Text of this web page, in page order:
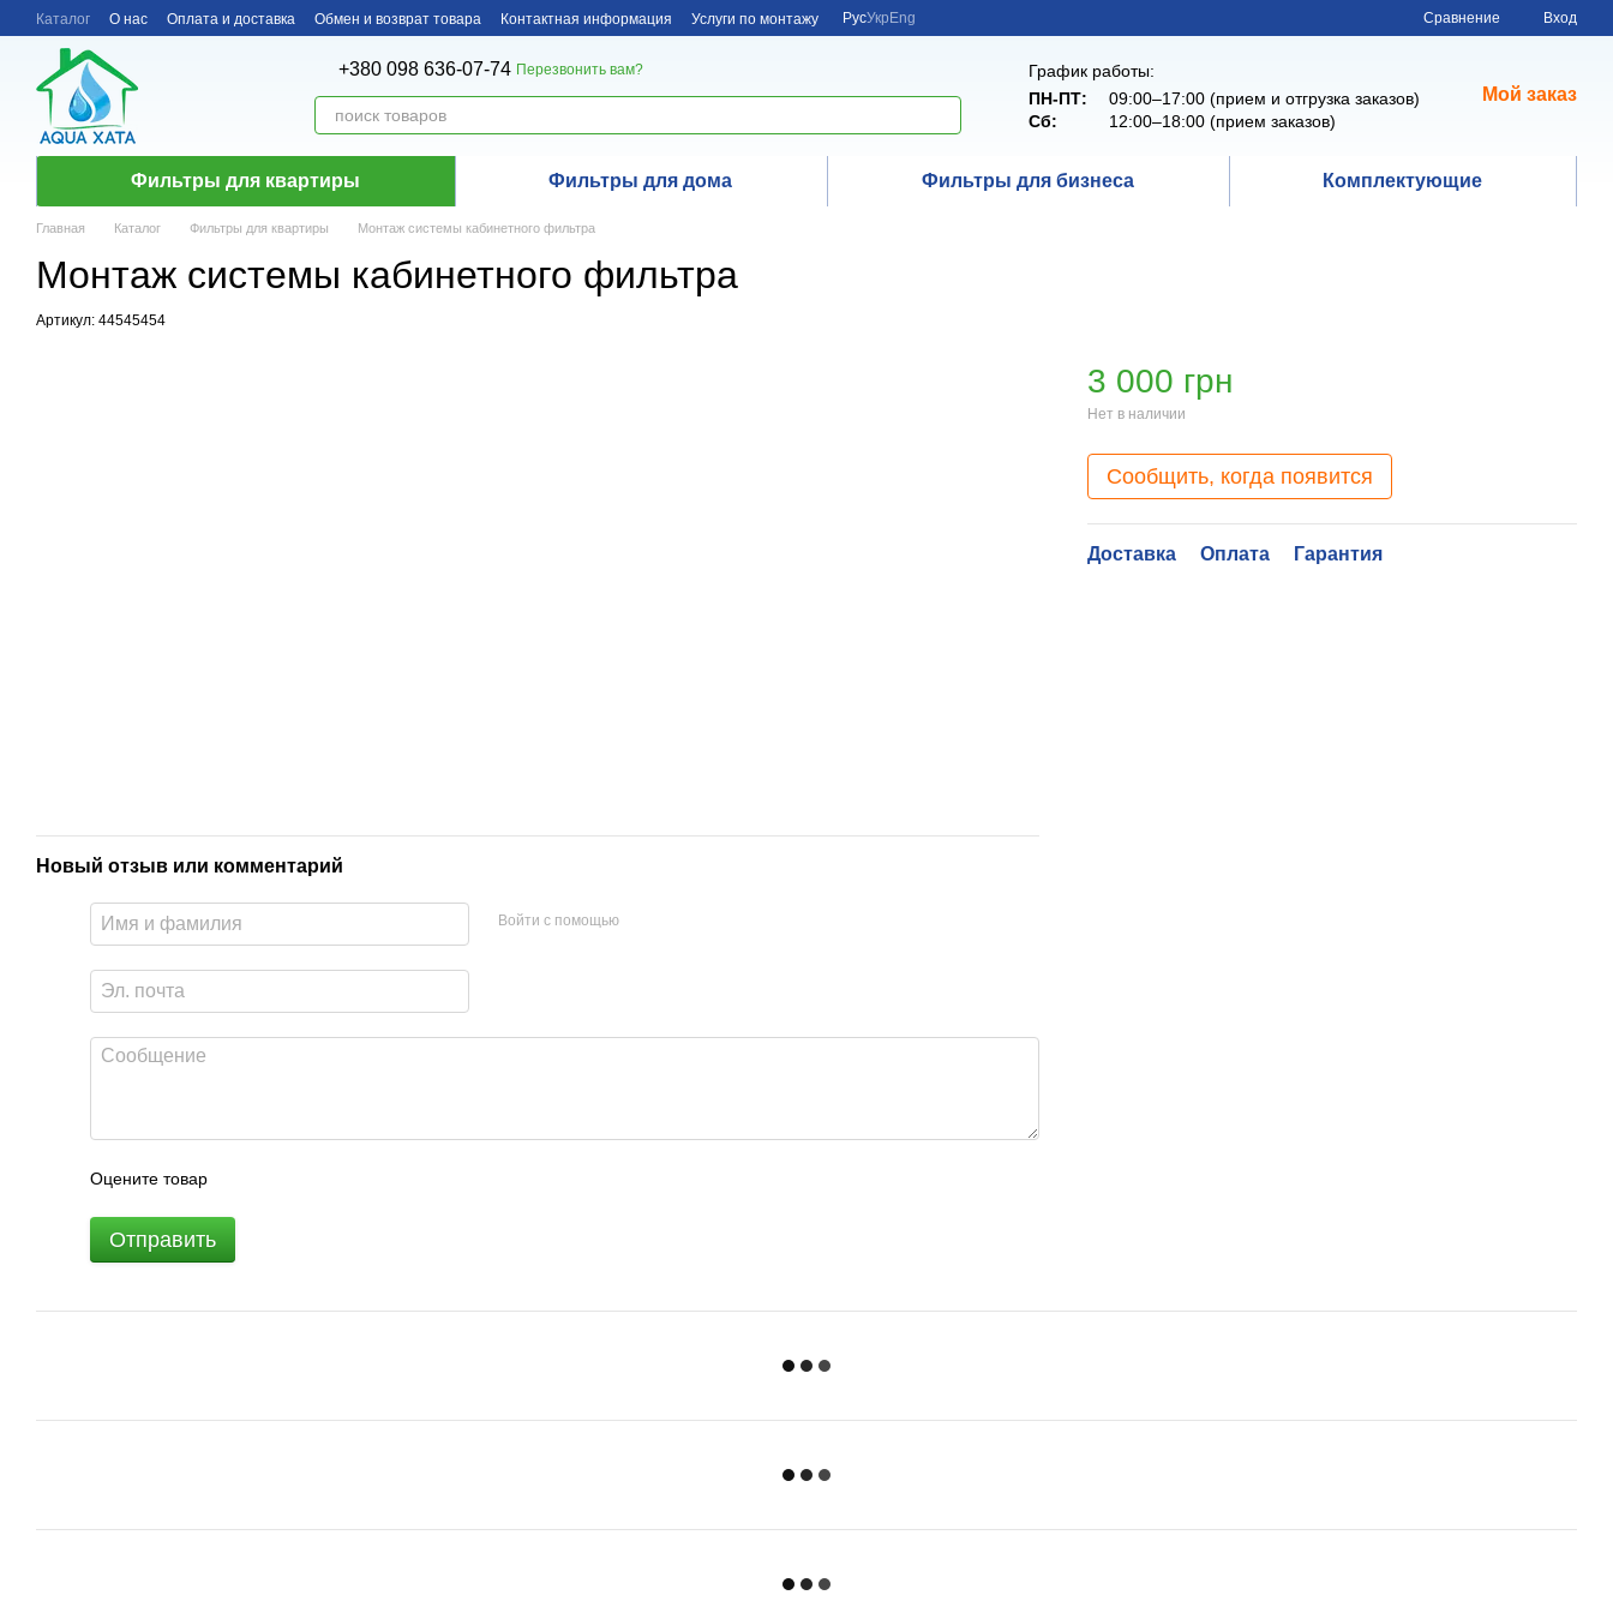
Перейти к основному контенту
Каталог О нас Оплата и доставка Обмен и возврат товара Контактная информация Услуги по монтажу РусУкр Eng Сравнение Вход
+380 098 636-07-74 Перезвонить вам?
График работы:
ПН-ПТ:
09:00–17:00 (прием и отгрузка заказов)
Сб:
12:00–18:00 (прием заказов)
Мой заказ
Фильтры для квартиры Фильтры для дома Фильтры для бизнеса Комплектующие
Главная Каталог Фильтры для квартиры Монтаж системы кабинетного фильтра
Монтаж системы кабинетного фильтра
Артикул: 44545454
Новый отзыв или комментарий
Войти с помощью
Оцените товар
Отправить
3 000 грн
Нет в наличии
Сообщить, когда появится
Доставка Оплата Гарантия